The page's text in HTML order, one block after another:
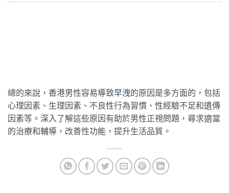
總的來說，香港男性容易導致早洩的原因是多方面的，包括
心理因素、生理因素、不良性行為習慣、性經驗不足和遺傳
因素等。深入了解這些原因有助於男性正視問題，尋求適當
的治療和輔導，改善性功能，提升生活品質。